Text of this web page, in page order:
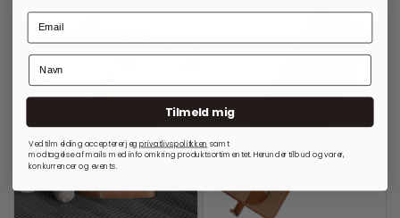
Tilmeld mig
Ved tilmelding accepterer jegprivatlivspolitkken samt
modtagelse af mails med info omkring produktsortimentet. Herunder tilbud og varer,
konkurrencer og events.